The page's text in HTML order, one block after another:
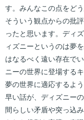
す。みんなこの点をど
そういう観点からの批
ったと思います。ディ
ィズニーというのは夢
はなるべく遠い存在で
ニーの世界に登場する
夢の世界に適応するよ
早い話が、ディズニー
間らしい矛盾や突っ込